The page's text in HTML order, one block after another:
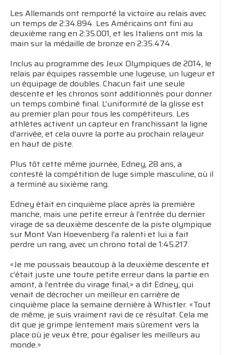
Les Allemands ont remporté la victoire au relais avec
un temps de 2:34.894. Les Américains ont fini au
deuxième rang en 2:35.001, et les Italiens ont mis la
main sur la médaille de bronze en 2:35.474.
Inclus au programme des Jeux Olympiques de 2014, le
relais par équipes rassemble une lugeuse, un lugeur et
un équipage de doubles. Chacun fait une seule
descente et les chronos sont additionnés pour donner
un temps combiné final. L’uniformité de la glisse est
au premier plan pour tous les compétiteurs. Les
athlètes activent un capteur en franchissant la ligne
d’arrivée, et cela ouvre la porte au prochain relayeur
en haut de piste.
Plus tôt cette même journée, Edney, 28 ans, a
contesté la compétition de luge simple masculine, où il
a terminé au sixième rang.
Edney était en cinquième place après la première
manche, mais une petite erreur à l’entrée du dernier
virage de sa deuxième descente de la piste olympique
sur Mont Van Hoevenberg l’a ralenti et lui a fait
perdre un rang, avec un chrono total de 1:45.217.
«Je me poussais beaucoup à la deuxième descente et
c’était juste une toute petite erreur dans la partie en
amont, à l’entrée du virage final,» a dit Edney, qui
venait de décrocher un meilleur en carrière de
cinquième place la semaine dernière à Whistler. «Tout
de même, je suis vraiment ravi de ce résultat. Cela me
dit que je grimpe lentement mais sûrement vers la
place où je veux être, pour égaliser les meilleurs au
monde.»